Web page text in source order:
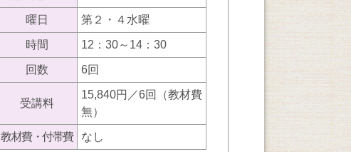
曜日 第２・４水曜
時間 12：30～14：30
回数 6回
受講料
15,840円／6回（教材費
無）
教材費・付帯費 なし